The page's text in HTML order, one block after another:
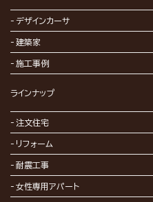
デザインカーサ
建築家
施工事例
ラインナップ
注文住宅
リフォーム
耐震工事
女性専用アパート